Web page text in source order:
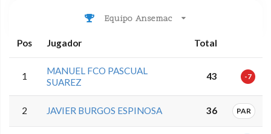
Equipo Ansemac
Pos Jugador Total
1
MANUEL FCO PASCUAL
SUAREZ
43 -7
2 JAVIER BURGOS ESPINOSA 36 PAR